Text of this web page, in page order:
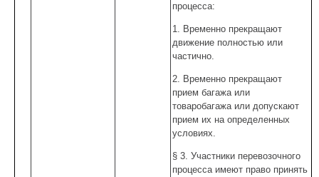
процесса:
1. Временно прекращают
движение полностью или
частично.
2. Временно прекращают
прием багажа или
товаробагажа или допускают
прием их на определенных
условиях.
§ 3. Участники перевозочного
процесса имеют право принять